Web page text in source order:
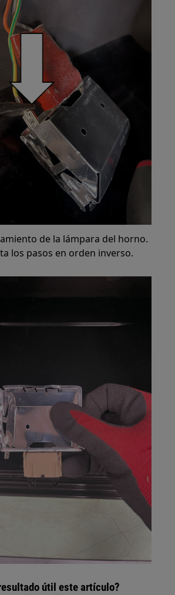
de la lámpara del horno.
los pasos en orden inverso.
útil este artículo?